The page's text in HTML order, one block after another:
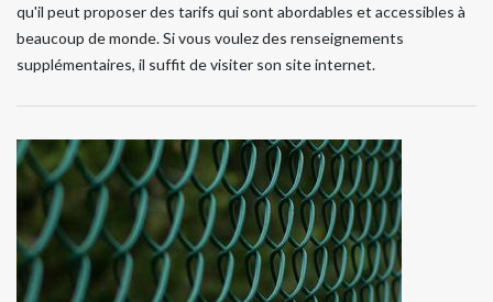
qu'il peut proposer des tarifs qui sont abordables et accessibles à
beaucoup de monde. Si vous voulez des renseignements
supplémentaires, il suffit de visiter son site internet.